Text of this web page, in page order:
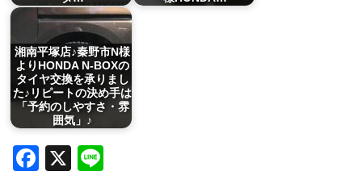
湘南平塚店♪秦野市N様
よりHONDA N-BOXの
タイヤ交換を承りまし
た♪リピートの決め手は
「予約のしやすさ・雰
囲気」♪
Facebook
X